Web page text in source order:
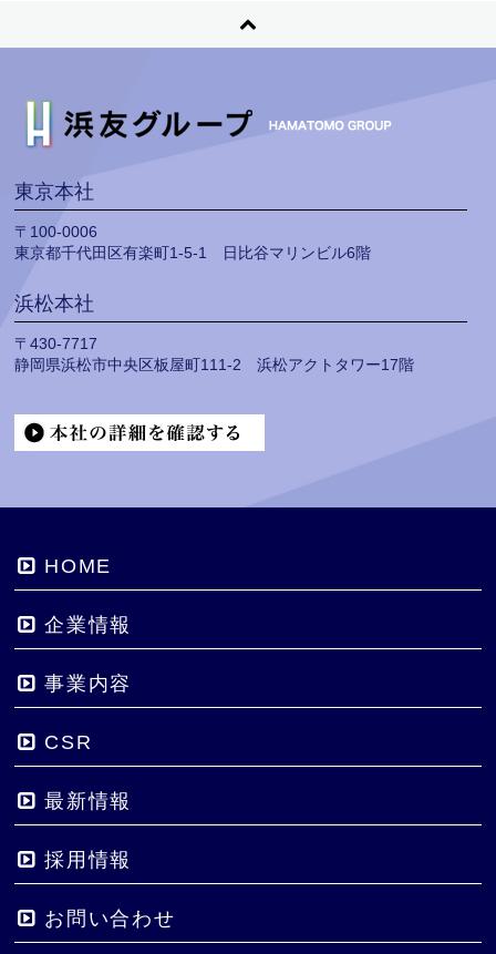
東京本社
〒100-0006
東京都千代田区有楽町1-5-1 日比谷マリンビル6階
浜松本社
〒430-7717
静岡県浜松市中央区板屋町111-2 浜松アクトタワー17階
HOME
企業情報
事業内容
CSR
最新情報
採用情報
お問い合わせ